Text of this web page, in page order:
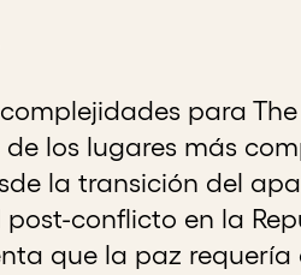
para
los lugares más
la transición del
conflicto en la
que la paz